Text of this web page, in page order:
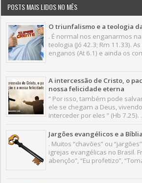
POSTS MAIS LIDOS NO MÊS
O triunfalismo e a teologia
. É normal nos enganarmos na
teologia (Jó 42.3; Rm 11.33).
enganos (At 6.1) e ainda os
A intercessão de Cristo, o
nossa felicidade eterna
“ Por isso, também pode
ele se chegam a Deus,
interceder por eles ” (Hb 7.25).
Jargões evangélicos e a Bíblia
. Muitos “chavões” ou
igrejas evangélicas no Brasil.
abençôo”, “Eu profetizo”,